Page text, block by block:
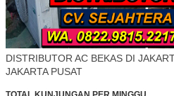
DISTRIBUTOR AC BEKAS DI
JAKARTA PUSAT